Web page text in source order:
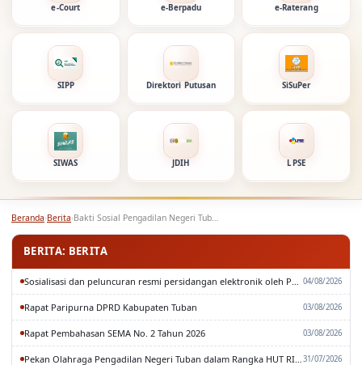
e-Court e-Berpadu e-Raterang
SIPP Direktori Putusan SiSuPer
SIWAS JDIH LPSE
Beranda›Berita› Bakti Sosial Pengadilan Negeri Tuban
BERITA: BERITA
04/08/2026
Rapat Paripurna DPRD Kabupaten Tuban 03/08/2026
Rapat Pembahasan SEMA No. 2 Tahun 2026 03/08/2026
31/07/2026